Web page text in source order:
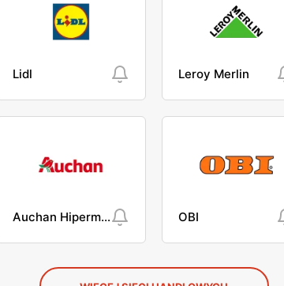
Lidl Leroy Merlin
Auchan Hipermarket OBI